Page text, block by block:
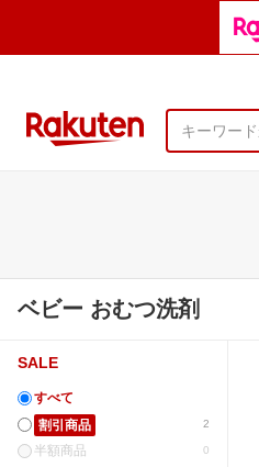
ベビー おむつ洗剤
SALE
すべて
2
割引商品
0
半額商品